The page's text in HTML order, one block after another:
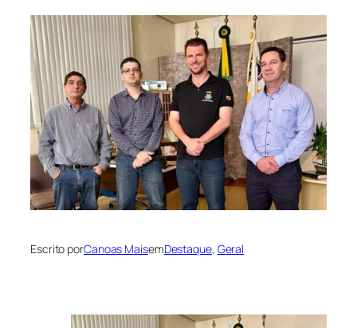
Escrito porCanoas MaisemDestaque, Geral